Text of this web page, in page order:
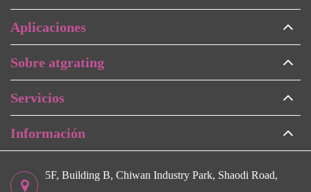
Aplicaciones
Sobre atgrating
Servicios
Información
5F, Building B, Chiwan Industry Park, Shaodi Road,